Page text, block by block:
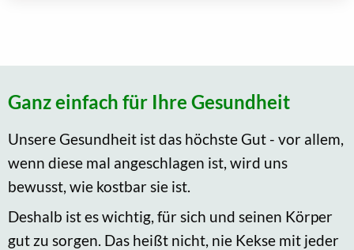
Ganz einfach für Ihre Gesundheit
Unsere Gesundheit ist das höchste Gut - vor allem,
wenn diese mal angeschlagen ist, wird uns
bewusst, wie kostbar sie ist.
Deshalb ist es wichtig, für sich und seinen Körper
gut zu sorgen. Das heißt nicht, nie Kekse mit jeder